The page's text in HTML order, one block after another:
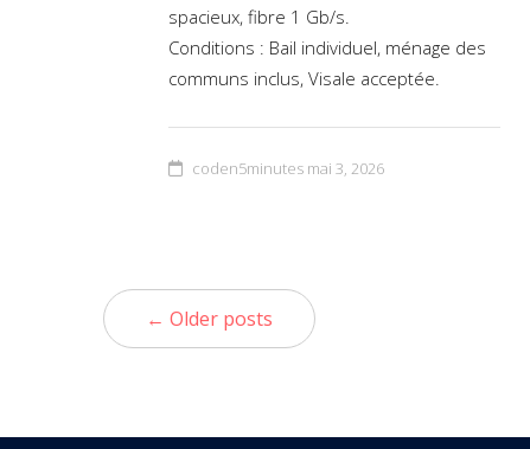
spacieux, fibre 1 Gb/s.
Conditions : Bail individuel, ménage des
communs inclus, Visale acceptée.
coden5minutes mai 3, 2026
← Older posts